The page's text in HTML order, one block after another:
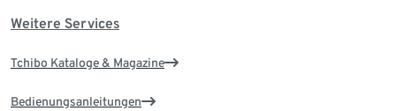
Weitere Services
Tchibo Kataloge & Magazine
Bedienungsanleitungen